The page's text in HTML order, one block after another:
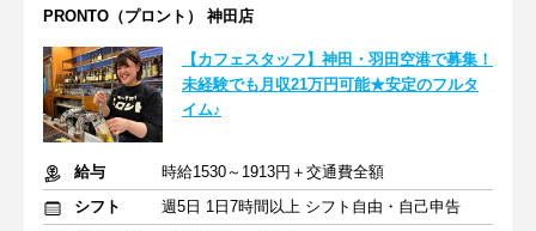
PRONTO（プロント） 神田店
【カフェスタッフ】神田・羽田空港で募集！
未経験でも月収21万円可能★安定のフルタ
イム♪
給与
時給1530～1913円＋交通費全額
シフト
週5日 1日7時間以上 シフト自由・自己申告